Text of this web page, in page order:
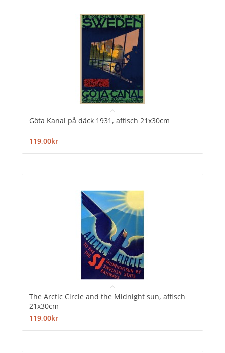
Göta Kanal på däck 1931, affisch 21x30cm
119,00kr
The Arctic Circle and the Midnight sun, affisch
21x30cm
119,00kr